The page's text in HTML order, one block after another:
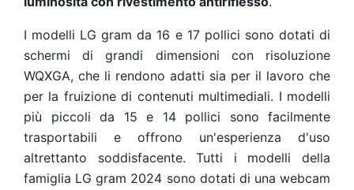
I modelli LG gram da 16 e 17 pollici sono dotati di
schermi di grandi dimensioni con risoluzione
WQXGA, che li rendono adatti sia per il lavoro che
per la fruizione di contenuti multimediali. I modelli
più piccoli da 15 e 14 pollici sono facilmente
trasportabili e offrono un'esperienza d'uso
altrettanto soddisfacente. Tutti i modelli della
famiglia LG gram 2024 sono dotati di una webcam